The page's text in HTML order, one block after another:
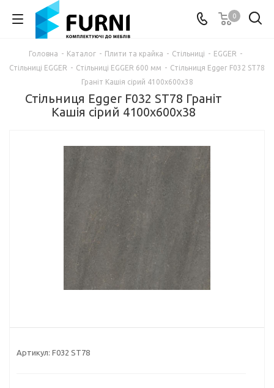
0
Головна - Каталог - Плити та крайка - Стільниці - EGGER -
Стільниці EGGER - Стільниці EGGER 600 мм - Стільниця Egger F032 ST78
Граніт Кашія сірий 4100х600х38
Стільниця Egger F032 ST78 Граніт
Кашія сірий 4100х600х38
Артикул: F032 ST78